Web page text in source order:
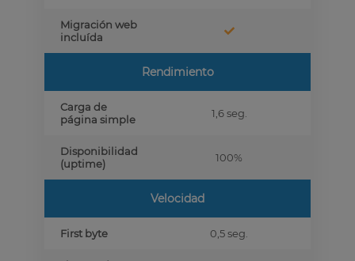
Migración web
incluída
Rendimiento
Carga de
página simple
1,6 seg.
Disponibilidad
(uptime)
100%
Velocidad
First byte 0,5 seg.